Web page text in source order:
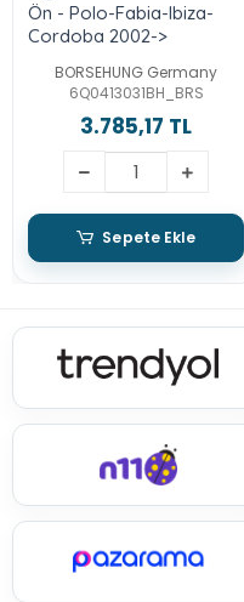
Ön - Polo-Fabia-Ibiza-
Cordoba 2002->
BORSEHUNG Germany
6Q0413031BH_BRS
3.785,17 TL
Sepete Ekle